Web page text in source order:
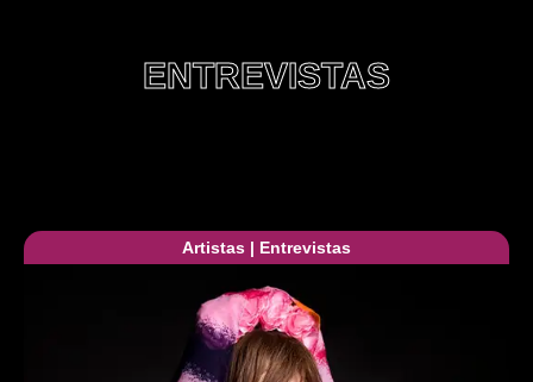
ENTREVISTAS
Artistas | Entrevistas